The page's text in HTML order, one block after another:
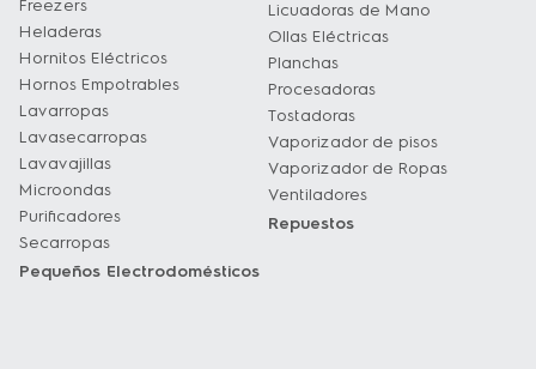
Freezers
Heladeras
Hornitos Eléctricos
Hornos Empotrables
Lavarropas
Lavasecarropas
Lavavajillas
Microondas
Purificadores
Secarropas
Pequeños Electrodomésticos
Licuadoras de Mano
Ollas Eléctricas
Planchas
Procesadoras
Tostadoras
Vaporizador de pisos
Vaporizador de Ropas
Ventiladores
Repuestos